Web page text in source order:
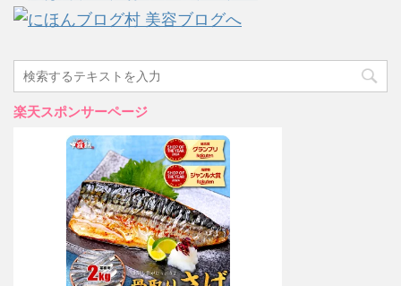
楽天スポンサーページ